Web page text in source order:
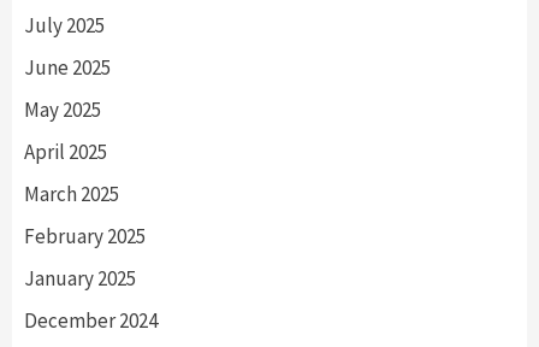
July 2025
June 2025
May 2025
April 2025
March 2025
February 2025
January 2025
December 2024